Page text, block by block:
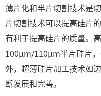
薄片化和半片切割技术是
片切割技术可以提高硅片
有利于提高硅片的质量。
100μm/110μm半片硅片
外，超薄硅片加工技术如
断发展和完善。